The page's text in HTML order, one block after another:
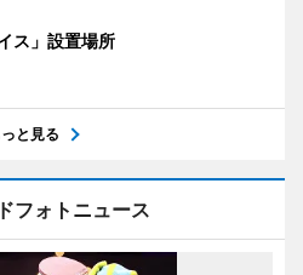
ス」設置場所
っと見る
フォトニュース